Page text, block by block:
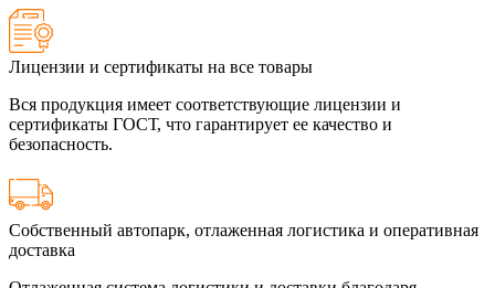
Лицензии и сертификаты на все товары
Вся продукция имеет соответствующие лицензии и
сертификаты ГОСТ, что гарантирует ее качество и
безопасность.
Собственный автопарк, отлаженная логистика и оперативная
доставка